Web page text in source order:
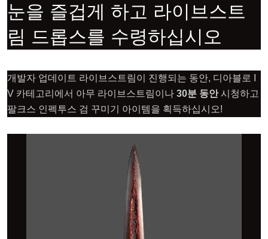
눈을 즐겁게 하고 라이브스트
림 드롭스를 수령하십시오
개발자 업데이트 라이브스트림이 진행되는 동안, 디아블로 I
V 카테고리에서 아무 라이브스트림이나 30분 동안시청하고
팔크스 인펙투스 검 꾸미기 아이템을 획득하십시오!